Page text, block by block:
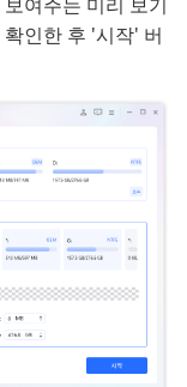
인한 후 '시작' 버